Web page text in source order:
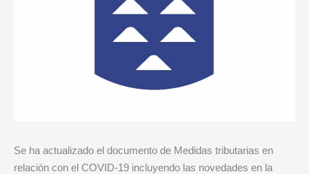
Se ha actualizado el documento de Medidas tributarias en
relación con el COVID-19 incluyendo las novedades en la